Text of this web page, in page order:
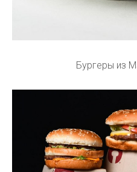
Бургеры из